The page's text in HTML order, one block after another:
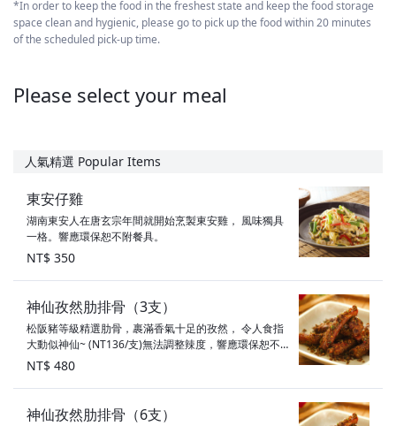
*In order to keep the food in the freshest state and keep the food storage
space clean and hygienic, please go to pick up the food within 20 minutes
of the scheduled pick-up time.
Please select your meal
人氣精選 Popular Items
東安仔雞
湖南東安人在唐玄宗年間就開始烹製東安雞， 風味獨具
一格。響應環保恕不附餐具。
NT$ 350
神仙孜然肋排骨（3支）
松阪豬等級精選肋骨，裹滿香氣十足的孜然， 令人食指
大動似神仙~ (NT136/支)無法調整辣度，響應環保恕不
附餐具。本店供應豬肉(油)來源除下列項目，其餘豬肉與
豬可食用部位原產地為：台灣、滷大腸：義大利（不含
萊克多巴胺）
NT$ 480
神仙孜然肋排骨（6支）